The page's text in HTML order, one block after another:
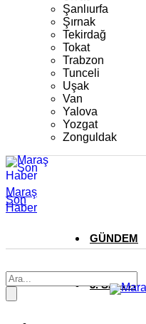
Şanlıurfa
Şırnak
Tekirdağ
Tokat
Trabzon
Tunceli
Uşak
Van
Yalova
Yozgat
Zonguldak
Maraş
Son
Haber
GÜNDEM
3. SAYFA